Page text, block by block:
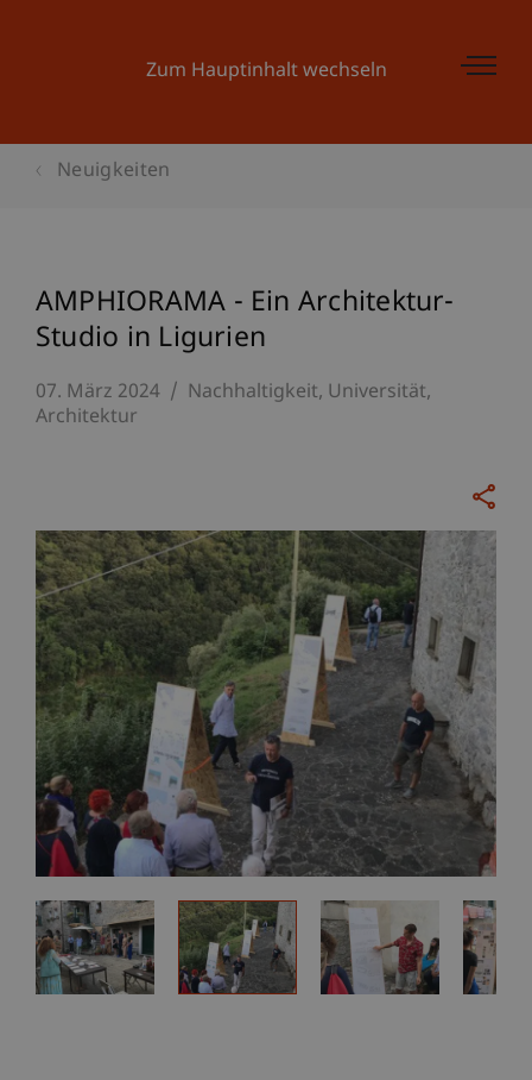
Zum Hauptinhalt wechseln
Neuigkeiten
AMPHIORAMA - Ein Architektur-
Studio in Ligurien
07. März 2024 Nachhaltigkeit Universität
Architektur